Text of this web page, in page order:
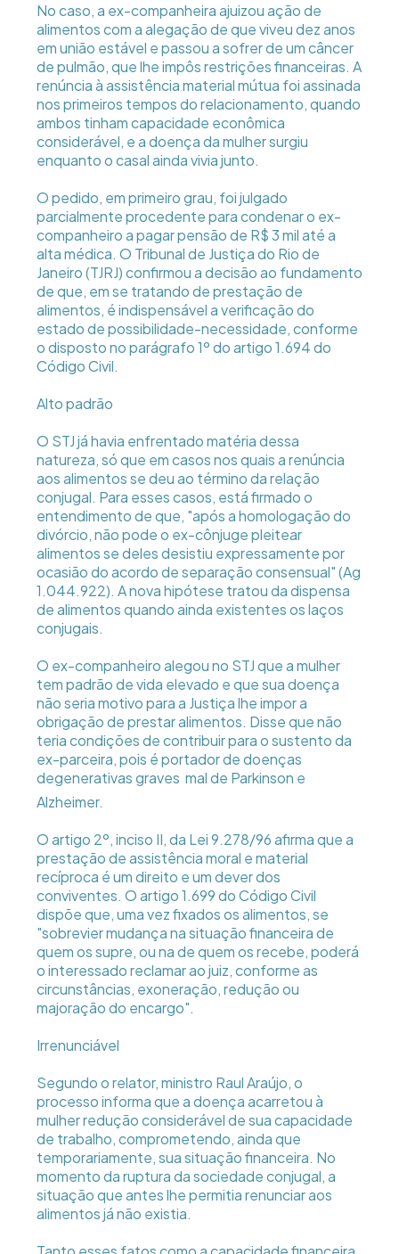
No caso, a ex-companheira ajuizou ação de
alimentos com a alegação de que viveu dez anos
em união estável e passou a sofrer de um câncer
de pulmão, que lhe impôs restrições financeiras. A
renúncia à assistência material mútua foi assinada
nos primeiros tempos do relacionamento, quando
ambos tinham capacidade econômica
considerável, e a doença da mulher surgiu
enquanto o casal ainda vivia junto.
O pedido, em primeiro grau, foi julgado
parcialmente procedente para condenar o ex-
companheiro a pagar pensão de R$ 3 mil até a
alta médica. O Tribunal de Justiça do Rio de
Janeiro (TJRJ) confirmou a decisão ao fundamento
de que, em se tratando de prestação de
alimentos, é indispensável a verificação do
estado de possibilidade-necessidade, conforme
o disposto no parágrafo 1º do artigo 1.694 do
Código Civil.
Alto padrão
O STJ já havia enfrentado matéria dessa
natureza, só que em casos nos quais a renúncia
aos alimentos se deu ao término da relação
conjugal. Para esses casos, está firmado o
entendimento de que, "após a homologação do
divórcio, não pode o ex-cônjuge pleitear
alimentos se deles desistiu expressamente por
ocasião do acordo de separação consensual" (Ag
1.044.922). A nova hipótese tratou da dispensa
de alimentos quando ainda existentes os laços
conjugais.
O ex-companheiro alegou no STJ que a mulher
tem padrão de vida elevado e que sua doença
não seria motivo para a Justiça lhe impor a
obrigação de prestar alimentos. Disse que não
teria condições de contribuir para o sustento da
ex-parceira, pois é portador de doenças
degenerativas graves  mal de Parkinson e
Alzheimer.
O artigo 2º, inciso II, da Lei 9.278/96 afirma que a
prestação de assistência moral e material
recíproca é um direito e um dever dos
conviventes. O artigo 1.699 do Código Civil
dispõe que, uma vez fixados os alimentos, se
"sobrevier mudança na situação financeira de
quem os supre, ou na de quem os recebe, poderá
o interessado reclamar ao juiz, conforme as
circunstâncias, exoneração, redução ou
majoração do encargo".
Irrenunciável
Segundo o relator, ministro Raul Araújo, o
processo informa que a doença acarretou à
mulher redução considerável de sua capacidade
de trabalho, comprometendo, ainda que
temporariamente, sua situação financeira. No
momento da ruptura da sociedade conjugal, a
situação que antes lhe permitia renunciar aos
alimentos já não existia.